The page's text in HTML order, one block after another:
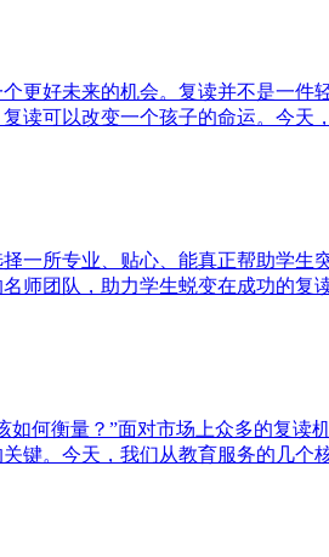
好未来的机会。复读并不是一件
读可以改变一个孩子的命运。今天
一所专业、贴心、能真正帮助学
师团队，助力学生蜕变在成功的复
何衡量？”面对市场上众多的复读
键。今天，我们从教育服务的几个